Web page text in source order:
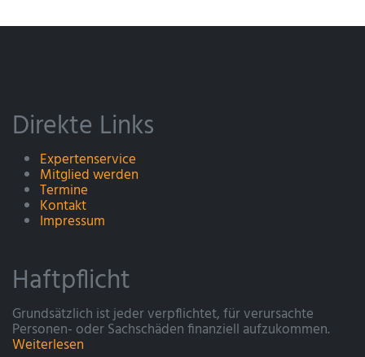
Direkte Links
Expertenservice
Mitglied werden
Termine
Kontakt
Impressum
Haftpflicht
Grundsätzlich ist jeder verpflichtet, für verursachte
Personen- oder Sachschäden finanziell aufzukommen.
Weiterlesen